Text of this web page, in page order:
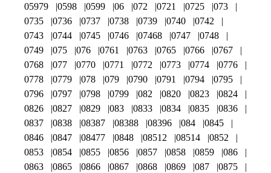
05979
0598 0599 06 072 0721 0725
073
0735
0736 0737 0738 0739 0740
0742
0743
0744 0745 0746 07468 0747
0748
0749
075 076 0761 0763 0765 0766
0767
0768
077 0770 0771 0772 0773 0774
0776
0778
0779 078 079 0790 0791 0794
0795
0796
0797 0798 0799 082 0820 0823
0824
0826
0827 0829 083 0833 0834 0835
0836
0837
0838 08387 08388 08396 084
0845
0846
0847 08477 0848 08512 08514
0852
0853
0854 0855 0856 0857 0858 0859
086
0863
0865 0866 0867 0868 0869 087
0875